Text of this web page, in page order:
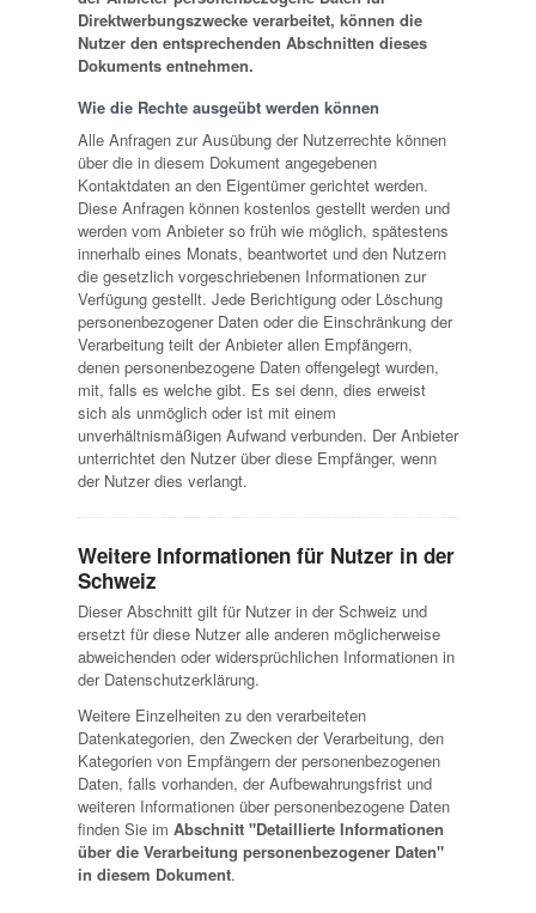
Direktwerbungszwecke verarbeitet, können die
Nutzer den entsprechenden Abschnitten dieses
Dokuments entnehmen.
Wie die Rechte ausgeübt werden können
Alle Anfragen zur Ausübung der Nutzerrechte können
über die in diesem Dokument angegebenen
Kontaktdaten an den Eigentümer gerichtet werden.
Diese Anfragen können kostenlos gestellt werden und
werden vom Anbieter so früh wie möglich, spätestens
innerhalb eines Monats, beantwortet und den Nutzern
die gesetzlich vorgeschriebenen Informationen zur
Verfügung gestellt. Jede Berichtigung oder Löschung
personenbezogener Daten oder die Einschränkung der
Verarbeitung teilt der Anbieter allen Empfängern,
denen personenbezogene Daten offengelegt wurden,
mit, falls es welche gibt. Es sei denn, dies erweist
sich als unmöglich oder ist mit einem
unverhältnismäßigen Aufwand verbunden. Der Anbieter
unterrichtet den Nutzer über diese Empfänger, wenn
der Nutzer dies verlangt.
Weitere Informationen für Nutzer in der
Schweiz
Dieser Abschnitt gilt für Nutzer in der Schweiz und
ersetzt für diese Nutzer alle anderen möglicherweise
abweichenden oder widersprüchlichen Informationen in
der Datenschutzerklärung.
Weitere Einzelheiten zu den verarbeiteten
Datenkategorien, den Zwecken der Verarbeitung, den
Kategorien von Empfängern der personenbezogenen
Daten, falls vorhanden, der Aufbewahrungsfrist und
weiteren Informationen über personenbezogene Daten
finden Sie im Abschnitt "Detaillierte Informationen
über die Verarbeitung personenbezogener Daten"
in diesem Dokument.